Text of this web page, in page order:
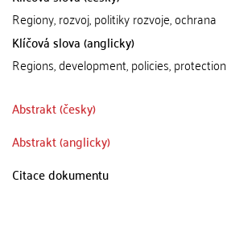
Regiony, rozvoj, politiky rozvoje, ochrana
Klíčová slova (anglicky)
Regions, development, policies, protection
Abstrakt (česky)
Abstrakt (anglicky)
Citace dokumentu